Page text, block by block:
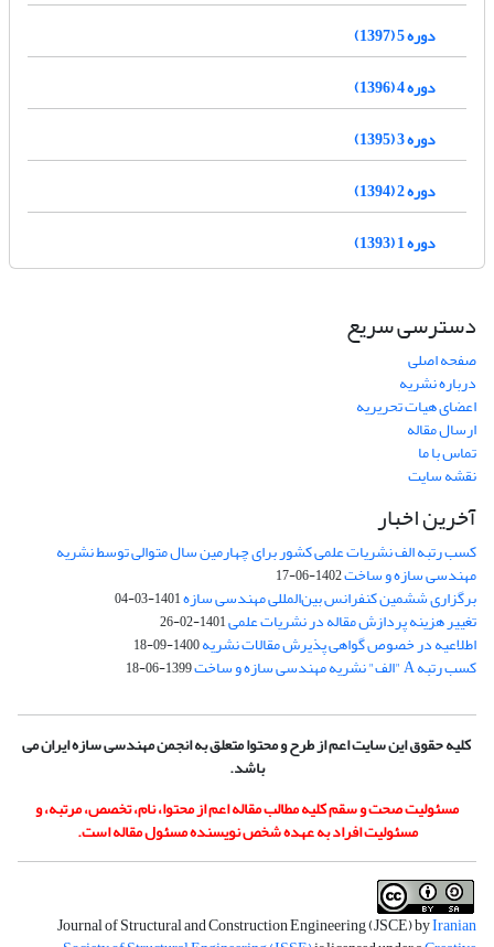
دوره 5 (1397)
دوره 4 (1396)
دوره 3 (1395)
دوره 2 (1394)
دوره 1 (1393)
دسترسی سریع
صفحه اصلی
درباره نشریه
اعضای هیات تحریریه
ارسال مقاله
تماس با ما
نقشه سایت
آخرین اخبار
کسب رتبه الف نشریات علمی کشور برای چهارمین سال متوالی توسط نشریه
مهندسی سازه و ساخت1402-06-17
برگزاری ششمین کنفرانس بین‌المللی مهندسی سازه1401-03-04
تغییر هزینه پردازش مقاله در نشریات علمی1401-02-26
اطلاعیه در خصوص گواهی پذیرش مقالات نشریه1400-09-18
کسب رتبه A "الف" نشریه مهندسی سازه و ساخت 1399-06-18
کلیه حقوق این سایت اعم از طرح و محتوا متعلق به انجمن مهندسی سازه ایران می
باشد.
مسئولیت صحت و سقم کلیه مطالب مقاله اعم از محتوا، نام، تخصص، مرتبه، و
مسئولیت افراد به عهده شخص نویسنده مسئول مقاله است.
Journal of Structural and Construction Engineering (JSCE) byIranian